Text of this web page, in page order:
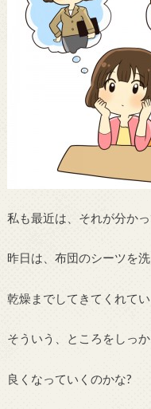
私も最近は、それが分かっ
昨日は、布団のシーツを
乾燥までしてきてくれてい
そういう、ところをしっ
良くなっていくのかな?